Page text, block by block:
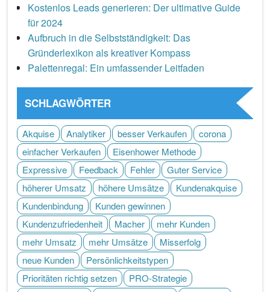
Kostenlos Leads generieren: Der ultimative Guide
für 2024
Aufbruch in die Selbstständigkeit: Das
Gründerlexikon als kreativer Kompass
Palettenregal: Ein umfassender Leitfaden
SCHLAGWÖRTER
Akquise Analytiker besser Verkaufen
corona
einfacher Verkaufen
Eisenhower Methode
Expressive
Feedback Fehler
Guter Service
höherer Umsatz
höhere Umsätze
Kundenakquise
Kundenbindung
Kunden gewinnen
Kundenzufriedenheit
Macher
mehr Kunden
mehr Umsatz
mehr Umsätze
Misserfolg
neue Kunden
Persönlichkeitstypen
Prioritäten richtig setzen
PRO-Strategie